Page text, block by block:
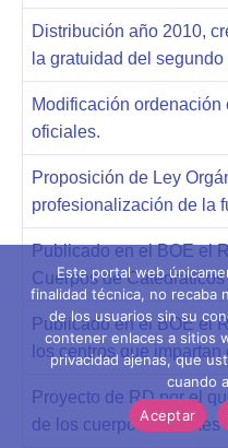
Distribución año 2010,
la gratuidad del segundo
Modificación
oficiales.
Proposición de Ley
profesionalización de la
Publicado en el BOE el
Cuerpos de
Publicado en el BOE el
los centros que
Proyecto de RD por el
de los cuerpos
Este portal web
finalidad técnica, no recaba
de los usuarios sin su
contener enlaces a sitios
privacidad ajenas, que
cuando
Aceptar